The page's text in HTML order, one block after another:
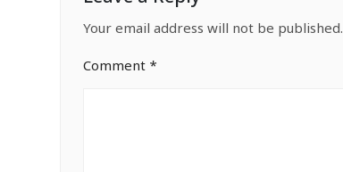
Your email address will not be published.
Comment *